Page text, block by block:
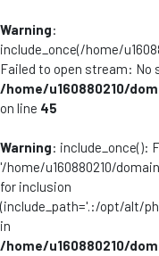
Warning:
include_once(/home/
Failed to open stream: No
/home/u160880210/
on line 45
Warning: include_once():
'/home/u160880210/
for inclusion
(include_path='.:/opt/alt/
in
/home/u160880210/